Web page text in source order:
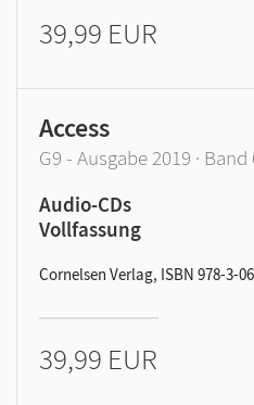
39,99 EUR
Access
G9 - Ausgabe 2019 ·
Audio-CDs
Vollfassung
Cornelsen Verlag, ISBN 978-3-
39,99 EUR